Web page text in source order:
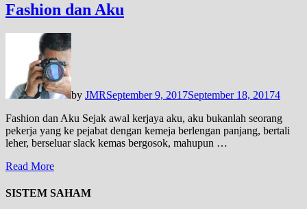
Fashion dan Aku
by JMRSeptember 9, 2017September 18, 20174
Fashion dan Aku Sejak awal kerjaya aku, aku bukanlah seorang
pekerja yang ke pejabat dengan kemeja berlengan panjang, bertali
leher, berseluar slack kemas bergosok, mahupun …
Read More
SISTEM SAHAM